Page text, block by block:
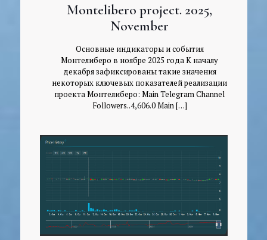
Montelibero project. 2025,
November
Основные индикаторы и события
Монтелиберо в ноябре 2025 года К началу
декабря зафиксированы такие значения
некоторых ключевых показателей реализации
проекта Монтелиберо: Main Telegram Channel
Followers..4,606.0 Main[…]